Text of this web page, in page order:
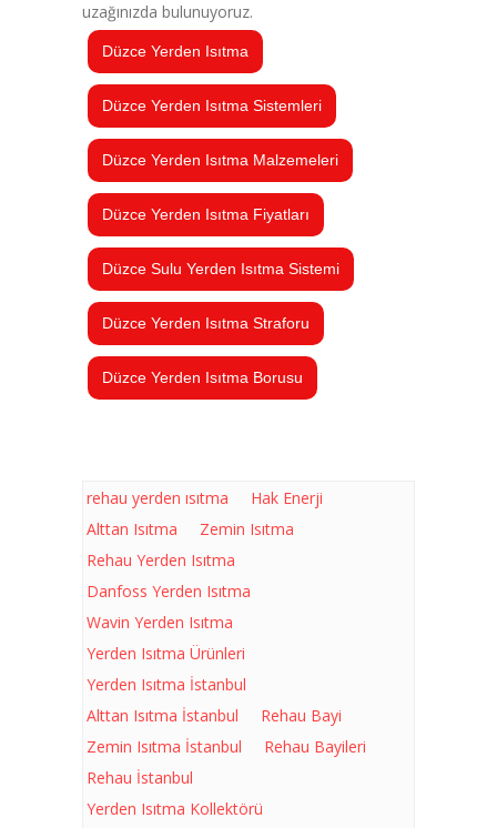
uzağınızda bulunuyoruz.
Düzce Yerden Isıtma
Düzce Yerden Isıtma Sistemleri
Düzce Yerden Isıtma Malzemeleri
Düzce Yerden Isıtma Fiyatları
Düzce Sulu Yerden Isıtma Sistemi
Düzce Yerden Isıtma Straforu
Düzce Yerden Isıtma Borusu
rehau yerden ısıtma
Hak Enerji
Alttan Isıtma
Zemin Isıtma
Rehau Yerden Isıtma
Danfoss Yerden Isıtma
Wavin Yerden Isıtma
Yerden Isıtma Ürünleri
Yerden Isıtma İstanbul
Alttan Isıtma İstanbul
Rehau Bayi
Zemin Isıtma İstanbul
Rehau Bayileri
Rehau İstanbul
Yerden Isıtma Kollektörü